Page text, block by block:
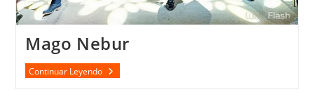
Mago Nebur
Continuar LeyendoMago